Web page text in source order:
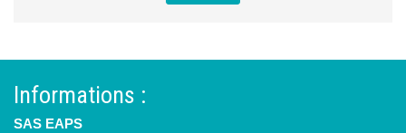
Informations :
SAS EAPS